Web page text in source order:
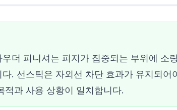
우더 피니셔는 피지가 집중되는 부위에 소
다. 선스틱은 자외선 차단 효과가 유지되
적과 사용 상황이 일치합니다.